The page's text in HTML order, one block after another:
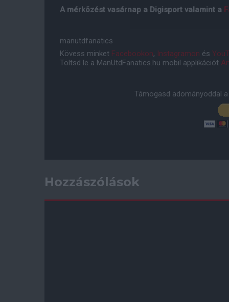
A mérkõzést vasárnap a Digisport valamint a
manutdfanatics
Kövess minket Facebookon, Instagramon és
Töltsd le a ManUtdFanatics.hu mobil applikációt
Támogasd adományoddal
Hozzászólások